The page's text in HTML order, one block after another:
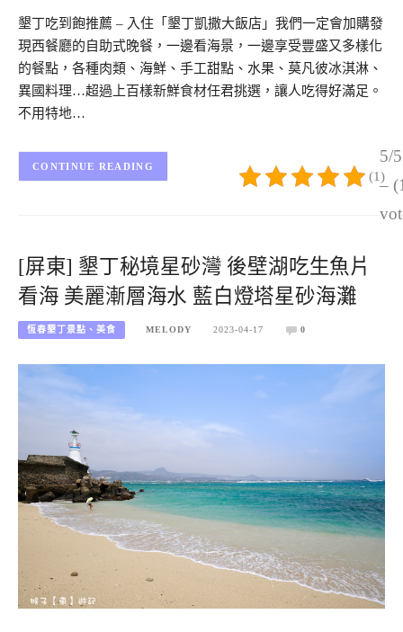
墾丁吃到飽推薦 – 入住「墾丁凱撒大飯店」我們一定會加購發
現西餐廳的自助式晚餐，一邊看海景，一邊享受豐盛又多樣化
的餐點，各種肉類、海鮮、手工甜點、水果、莫凡彼冰淇淋、
異國料理…超過上百樣新鮮食材任君挑選，讓人吃得好滿足。
不用特地…
5/5
–
(1)
CONTINUE READING
[屏東] 墾丁秘境星砂灣 後壁湖吃生魚片
看海 美麗漸層海水 藍白燈塔星砂海灘
恆春墾丁景點、美食 MELODY 2023-04-17 0